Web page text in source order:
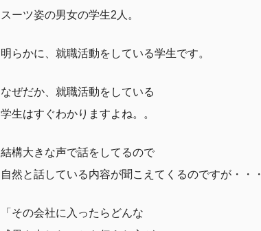
スーツ姿の男女の学生2人。
明らかに、就職活動をしている学生です。
なぜだか、就職活動をしている
学生はすぐわかりますよね。。
結構大きな声で話をしてるので
自然と話している内容が聞こえてくるのですが・・・
「その会社に入ったらどんな